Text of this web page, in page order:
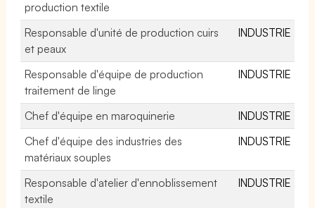
production textile
Responsable d'unité de production cuirs
et peaux
INDUSTRIE
Responsable d'équipe de production
traitement de linge
INDUSTRIE
Chef d'équipe en maroquinerie
INDUSTRIE
Chef d'équipe des industries des
matériaux souples
INDUSTRIE
Responsable d'atelier d'ennoblissement
textile
INDUSTRIE